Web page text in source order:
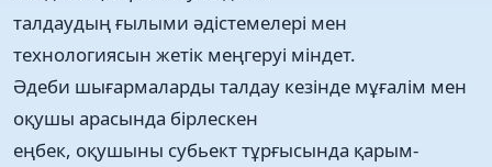
талдаудың ғылыми әдістемелері мен
технологиясын жетік меңгеруі міндет.
Әдеби шығармаларды талдау кезінде мұғалім мен
оқушы арасында бірлескен
еңбек, оқушыны субьект тұрғысында қарым-